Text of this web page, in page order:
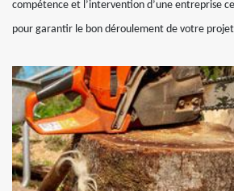
compétence et l’intervention d’une entreprise
pour garantir le bon déroulement de votre